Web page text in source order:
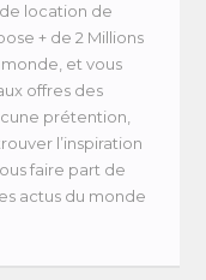
location de
+ de 2 Millions
et vous
offres des
prétention,
l’inspiration
faire part de
actus du monde